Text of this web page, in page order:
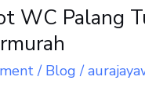
WC Palang
/ Blog /